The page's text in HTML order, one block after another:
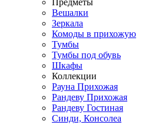
Предметы
Вешалки
Зеркала
Комоды в прихожую
Тумбы
Тумбы под обувь
Шкафы
Коллекции
Рауна Прихожая
Рандеву Прихожая
Рандеву Гостиная
Синди, Консолеа